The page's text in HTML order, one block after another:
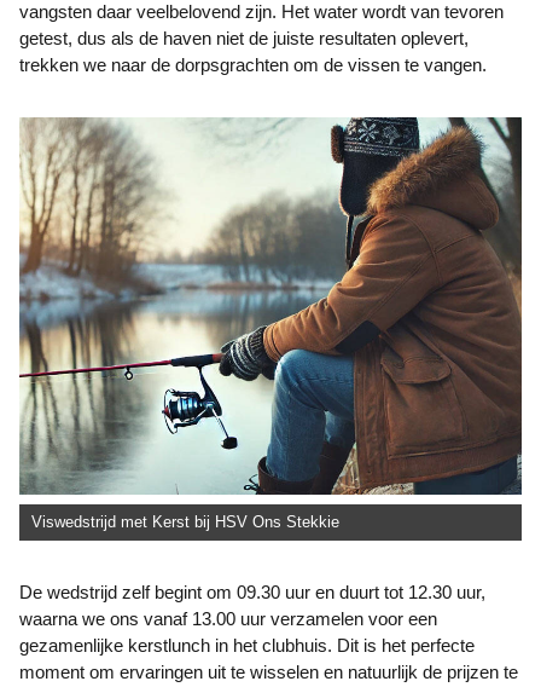
vangsten daar veelbelovend zijn. Het water wordt van tevoren
getest, dus als de haven niet de juiste resultaten oplevert,
trekken we naar de dorpsgrachten om de vissen te vangen.
Viswedstrijd met Kerst bij HSV Ons Stekkie
De wedstrijd zelf begint om 09.30 uur en duurt tot 12.30 uur,
waarna we ons vanaf 13.00 uur verzamelen voor een
gezamenlijke kerstlunch in het clubhuis. Dit is het perfecte
moment om ervaringen uit te wisselen en natuurlijk de prijzen te